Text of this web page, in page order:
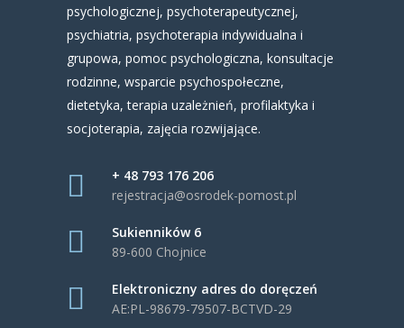
psychologicznej, psychoterapeutycznej,
psychiatria, psychoterapia indywidualna i
grupowa, pomoc psychologiczna, konsultacje
rodzinne, wsparcie psychospołeczne,
dietetyka, terapia uzależnień, profilaktyka i
socjoterapia, zajęcia rozwijające.
+ 48 793 176 206
rejestracja@osrodek-pomost.pl
Sukienników 6
89-600 Chojnice
Elektroniczny adres do doręczeń
AE:PL-98679-79507-BCTVD-29